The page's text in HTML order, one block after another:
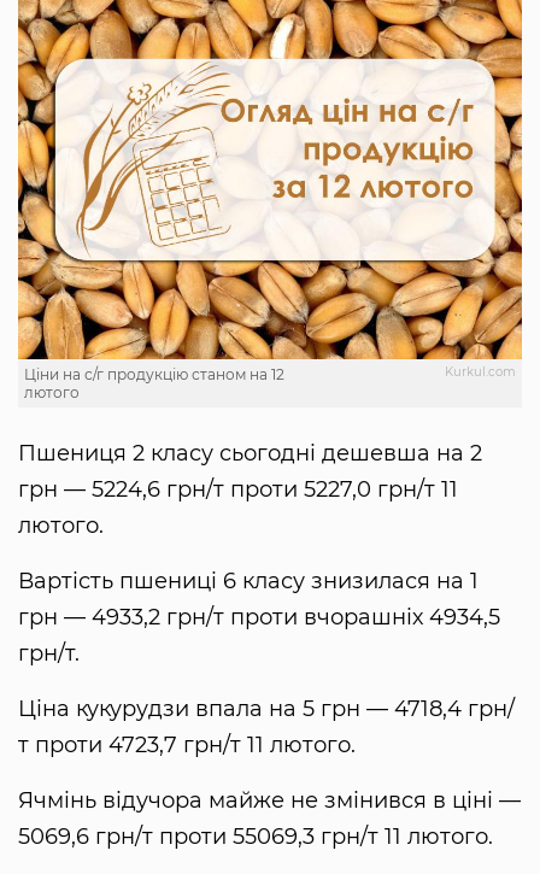
Kurkul.com
Ціни на с/г продукцію станом на 12
лютого
Пшениця 2 класу сьогодні дешевша на 2
грн — 5224,6 грн/т проти 5227,0 грн/т 11
лютого.
Вартість пшениці 6 класу знизилася на 1
грн — 4933,2 грн/т проти вчорашніх 4934,5
грн/т.
Ціна кукурудзи впала на 5 грн — 4718,4 грн/
т проти 4723,7 грн/т 11 лютого.
Ячмінь відучора майже не змінився в ціні —
5069,6 грн/т проти 55069,3 грн/т 11 лютого.